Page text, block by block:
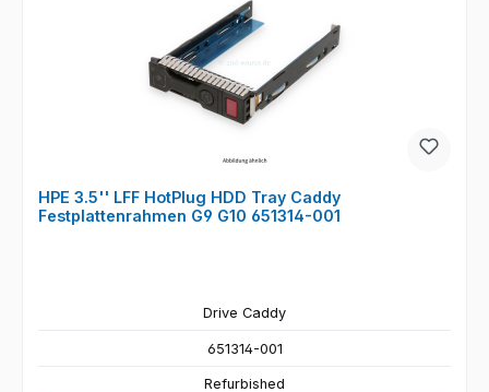
HPE 3.5'' LFF HotPlug HDD Tray Caddy
Festplattenrahmen G9 G10 651314-001
Drive Caddy
651314-001
Refurbished